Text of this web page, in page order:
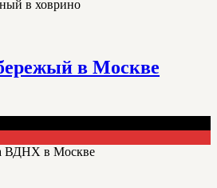
в Москве